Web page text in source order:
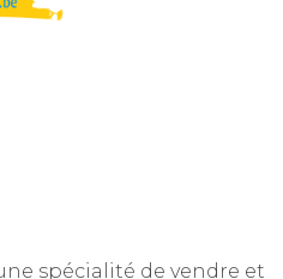
spécialité de vendre et